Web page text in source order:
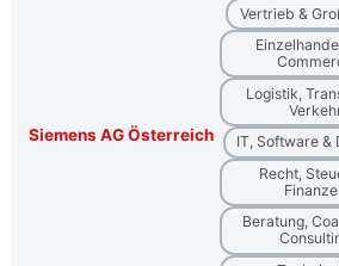
Siemens AG Österreich
Vertrieb &
Logistik,
IT, Software &
Recht,
Beratung,